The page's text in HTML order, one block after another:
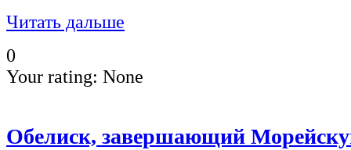
Читать дальше
0
Your rating: None
Обелиск, завершающий